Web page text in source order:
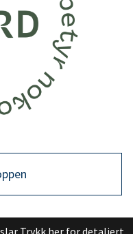
Trykk her for detaljert